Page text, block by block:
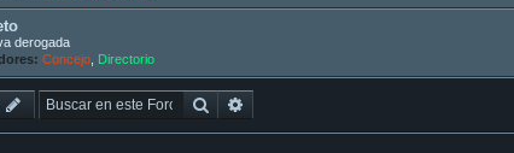
derogada
Concejo Directorio
Buscar